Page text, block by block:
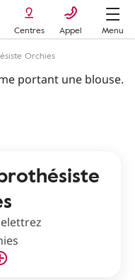
Centres Appel
Menu
Orchies